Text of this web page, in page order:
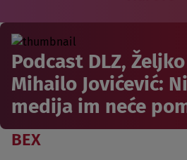
Podcast DLZ,
Mihailo Jovićević:
medija im neće
BEX